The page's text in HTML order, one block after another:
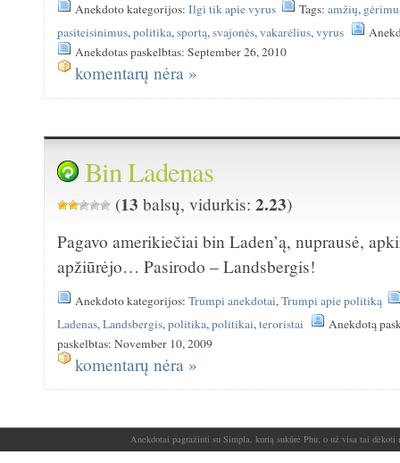
Anekdoto kategorijos:Ilgi tik apie vyrus Tags:amžių,
pasiteisinimus,politika,sportą,svajonės,vakarėlius,vyrus
Anekdotas paskelbtas: September 26, 2010
komentarų nėra »
Bin Ladenas
(13 balsų, vidurkis:2.23)
Pagavo amerikiečiai bin Laden’ą, nuprausė,
apžiūrėjo… Pasirodo – Landsbergis!
Anekdoto kategorijos:Trumpi anekdotai,Trumpi apie politiką
Ladenas,Landsbergis,politika,politikai,teroristai
Anekdotą
paskelbtas: November 10, 2009
komentarų nėra »
Anekdotai pagražinti su Simpla, kurią sukūrė Phu, o už visa tai